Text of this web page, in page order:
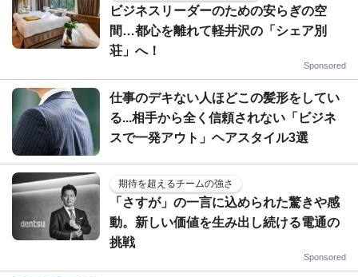
ビジネスリーダーのための安らぎの空
間…都心を離れて軽井沢の「シェア別
荘」へ！
Sponsored
仕事のデキない人ほどこの髪形をしてい
る...相手から全く信頼されない「ビジネ
スで一発アウト」ヘアスタイル3選
期待を超えるチームの強さ
「さすが」の一言に込められた驚きや感
動。新しい価値を生み出し続ける電通の
挑戦
Sponsored